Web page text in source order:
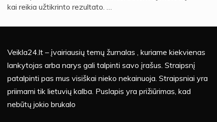
kai reikia užtikrinto rezultato. …
Veikla24.lt – įvairiausių temų žurnalas , kuriame kiekvienas
lankytojas arba narys gali talpinti savo įrašus. Straipsnį
patalpinti pas mus visiškai nieko nekainuoja. Straipsniai yra
priimami tik lietuvių kalba. Puslapis yra prižiūrimas, kad
nebūtų jokio brukalo